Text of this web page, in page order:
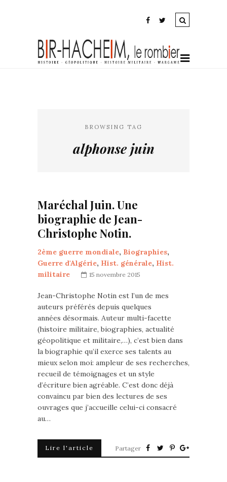
BROWSING TAG
alphonse juin
Maréchal Juin. Une
biographie de Jean-
Christophe Notin.
2ème guerre mondiale, Biographies,
Guerre d'Algérie, Hist. générale, Hist.
militaire
15 novembre 2015
Jean-Christophe Notin est l’un de mes
auteurs préférés depuis quelques
années désormais. Auteur multi-facette
(histoire militaire, biographies, actualité
géopolitique et militaire,…), c’est bien dans
la biographie qu’il exerce ses talents au
mieux selon moi: ampleur de ses recherches,
recueil de témoignages et un style
d’écriture bien agréable. C’est donc déjà
convaincu par bien des lectures de ses
ouvrages que j’accueille celui-ci consacré
au…
Lire l'article Partager